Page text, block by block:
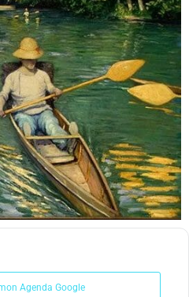
Agenda Google